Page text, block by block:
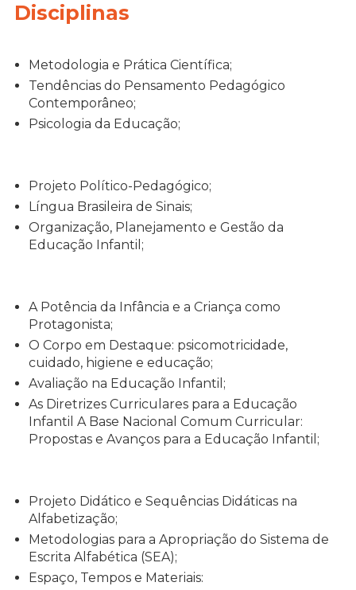
Disciplinas
Metodologia e Prática Científica;
Tendências do Pensamento Pedagógico
Contemporâneo;
Psicologia da Educação;
Projeto Político-Pedagógico;
Língua Brasileira de Sinais;
Organização, Planejamento e Gestão da
Educação Infantil;
A Potência da Infância e a Criança como
Protagonista;
O Corpo em Destaque: psicomotricidade,
cuidado, higiene e educação;
Avaliação na Educação Infantil;
As Diretrizes Curriculares para a Educação
Infantil A Base Nacional Comum Curricular:
Propostas e Avanços para a Educação Infantil;
Projeto Didático e Sequências Didáticas na
Alfabetização;
Metodologias para a Apropriação do Sistema de
Escrita Alfabética (SEA);
Espaço, Tempos e Materiais: